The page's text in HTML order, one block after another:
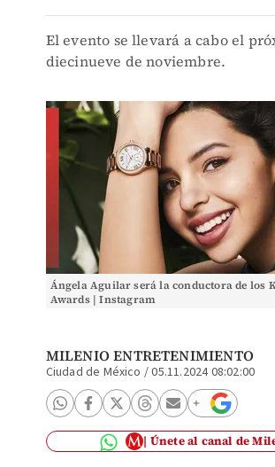
El evento se llevará a cabo el
diecinueve de noviembre.
Ángela Aguilar será la conductora de los
Awards | Instagram
MILENIO ENTRETENIMIENTO
Ciudad de México /05.11.2024 08:02:00
Únete al canal de